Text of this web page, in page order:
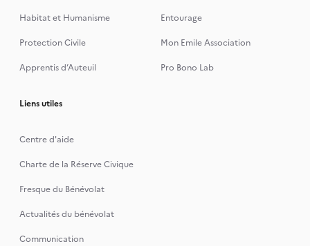
Habitat et Humanisme
Entourage
Protection Civile
Mon Emile Association
Apprentis d’Auteuil
Pro Bono Lab
Liens utiles
Centre d'aide
Charte de la Réserve Civique
Fresque du Bénévolat
Actualités du bénévolat
Communication